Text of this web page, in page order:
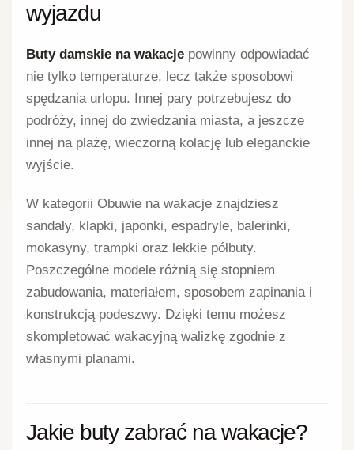
wyjazdu
Buty damskie na wakacje powinny odpowiadać
nie tylko temperaturze, lecz także sposobowi
spędzania urlopu. Innej pary potrzebujesz do
podróży, innej do zwiedzania miasta, a jeszcze
innej na plażę, wieczorną kolację lub eleganckie
wyjście.
W kategorii Obuwie na wakacje znajdziesz
sandały, klapki, japonki, espadryle, balerinki,
mokasyny, trampki oraz lekkie półbuty.
Poszczególne modele różnią się stopniem
zabudowania, materiałem, sposobem zapinania i
konstrukcją podeszwy. Dzięki temu możesz
skompletować wakacyjną walizkę zgodnie z
własnymi planami.
Jakie buty zabrać na wakacje?